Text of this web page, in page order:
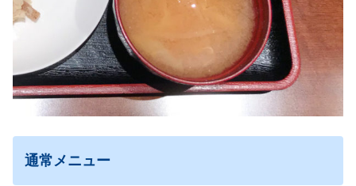
通常メニュー